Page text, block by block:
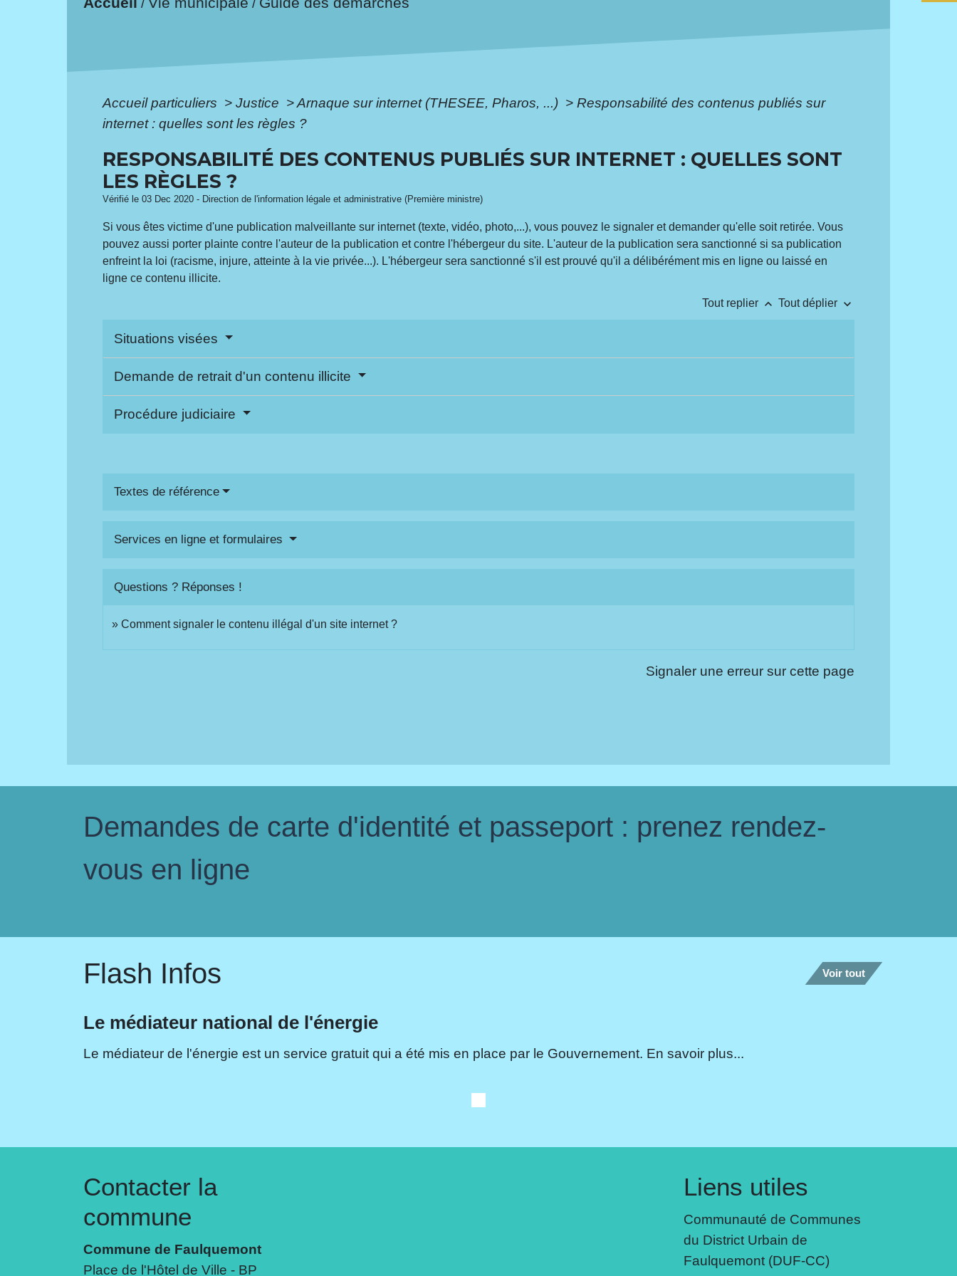
/ /
Accueil particuliers > Justice >Arnaque sur internet (THESEE, Pharos, ...) > Responsabilité des contenus publiés sur
internet : quelles sont les règles ?
RESPONSABILITÉ DES CONTENUS PUBLIÉS SUR INTERNET : QUELLES SONT
LES RÈGLES ?
Vérifié le 03 Dec 2020 - Direction de l'information légale et administrative (Première ministre)
Si vous êtes victime d'une publication malveillante sur internet (texte, vidéo, photo,...), vous pouvez le signaler et demander qu'elle soit retirée. Vous
pouvez aussi porter plainte contre l'auteur de la publication et contre l'hébergeur du site. L'auteur de la publication sera sanctionné si sa publication
enfreint la loi (racisme, injure, atteinte à la vie privée...). L'hébergeur sera sanctionné s'il est prouvé qu'il a délibérément mis en ligne ou laissé en
ligne ce contenu illicite.
Tout replier keyboard_arrow_up Tout déplier keyboard_arrow_down
Situations visées
Demande de retrait d'un contenu illicite
Procédure judiciaire
Textes de référence
Services en ligne et formulaires
Questions ? Réponses !
Comment signaler le contenu illégal d'un site internet ?
Signaler une erreur sur cette page
Demandes de carte d'identité et passeport : prenez rendez-
vous en ligne
Flash Infos Voir tout
Le médiateur national de l'énergie
Le médiateur de l'énergie est un service gratuit qui a été mis en place par le Gouvernement. En savoir plus...
Contacter la
commune
Commune de Faulquemont
Place de l'Hôtel de Ville - BP
Liens utiles
Communauté de Communes
du District Urbain de
Faulquemont (DUF-CC)